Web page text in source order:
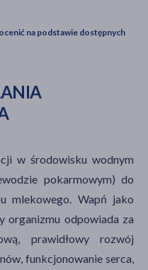
na podstawie dostępnych
w środowisku wodnym
pokarmowym) do
mlekowego. Wapń jako
organizmu odpowiada za
prawidłowy rozwój
funkcjonowanie serca,